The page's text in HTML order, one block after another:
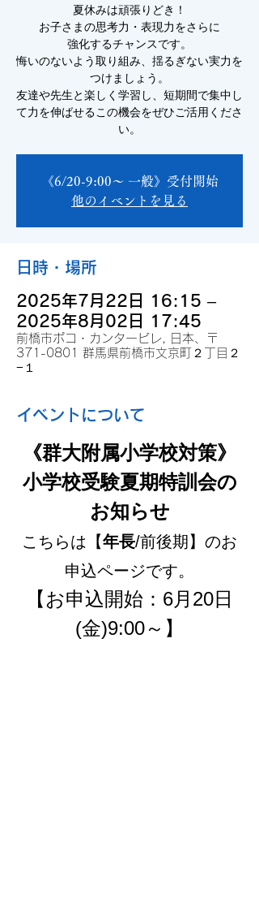
夏休みは頑張りどき！
お子さまの思考力・表現力をさらに
強化するチャンスです。
悔いのないよう取り組み、揺るぎない実力を
つけましょう。
友達や先生と楽しく学習し、短期間で集中し
て力を伸ばせるこの機会をぜひご活用くださ
い。
《6/20-9:00～ 一般》受付開始
他のイベントを見る
日時・場所
2025年7月22日 16:15 –
2025年8月02日 17:45
前橋市ポコ・カンタービレ, 日本、〒
371-0801 群馬県前橋市文京町２丁目２
−１
イベントについて
《群大附属小学校対策》
小学校受験夏期特訓会の
お知らせ
こちらは【年長/前後期】のお
申込ページです。
【お申込開始：6月20日
(金)9:00～】